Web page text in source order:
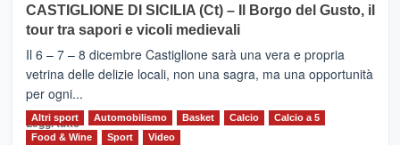
MOIO
ALCANTARA
–
Vivicittà,
alla
scoperta
del
territorio,
CASTIGLIONE DI SICILIA (Ct) – Il Borgo del Gusto, il
tour tra sapori e vicoli medievali
Il 6 – 7 – 8 dicembre Castiglione sarà una vera e propria
vetrina delle delizie locali, non una sagra, ma una opportunità
per ogni...
Leggi tuttoLeggi
di
Altri sport Automobilismo Basket Calcio
Calcio a 5
Food & Wine
Sport Video